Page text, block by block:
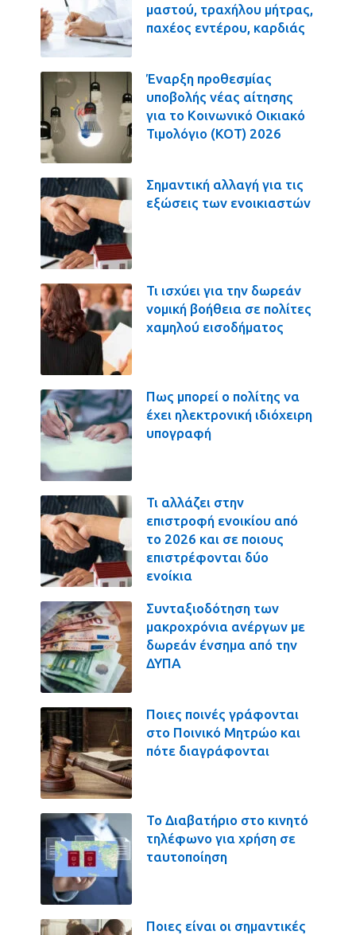
μαστού, τραχήλου μήτρας,
παχέος εντέρου, καρδιάς
Έναρξη προθεσμίας
υποβολής νέας αίτησης
για το Κοινωνικό Οικιακό
Τιμολόγιο (ΚΟΤ) 2026
Σημαντική αλλαγή για τις
εξώσεις των ενοικιαστών
Τι ισχύει για την δωρεάν
νομική βοήθεια σε πολίτες
χαμηλού εισοδήματος
Πως μπορεί ο πολίτης να
έχει ηλεκτρονική ιδιόχειρη
υπογραφή
Τι αλλάζει στην
επιστροφή ενοικίου από
το 2026 και σε ποιους
επιστρέφονται δύο
ενοίκια
Συνταξιοδότηση των
μακροχρόνια ανέργων με
δωρεάν ένσημα από την
ΔΥΠΑ
Ποιες ποινές γράφονται
στο Ποινικό Μητρώο και
πότε διαγράφονται
Το Διαβατήριο στο κινητό
τηλέφωνο για χρήση σε
ταυτοποίηση
Ποιες είναι οι σημαντικές